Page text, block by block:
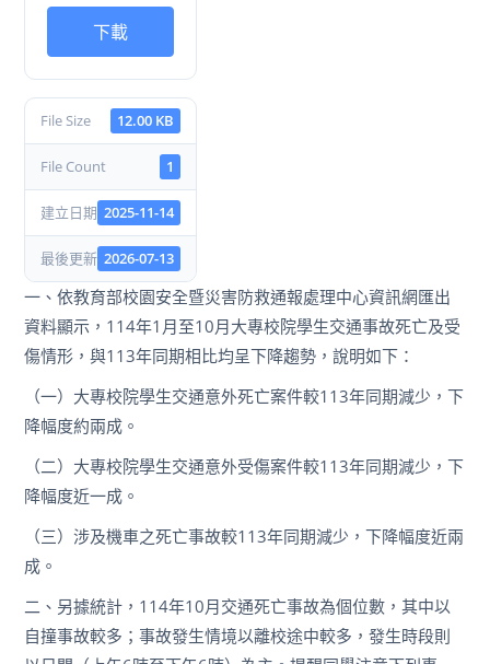
下載
File Size 12.00 KB
File Count 1
建立日期 2025-11-14
最後更新 2026-07-13
一、依教育部校園安全暨災害防救通報處理中心資訊網匯出
資料顯示，114年1月至10月大專校院學生交通事故死亡及受
傷情形，與113年同期相比均呈下降趨勢，說明如下：
（一）大專校院學生交通意外死亡案件較113年同期減少，下
降幅度約兩成。
（二）大專校院學生交通意外受傷案件較113年同期減少，下
降幅度近一成。
（三）涉及機車之死亡事故較113年同期減少，下降幅度近兩
成。
二、另據統計，114年10月交通死亡事故為個位數，其中以
自撞事故較多；事故發生情境以離校途中較多，發生時段則